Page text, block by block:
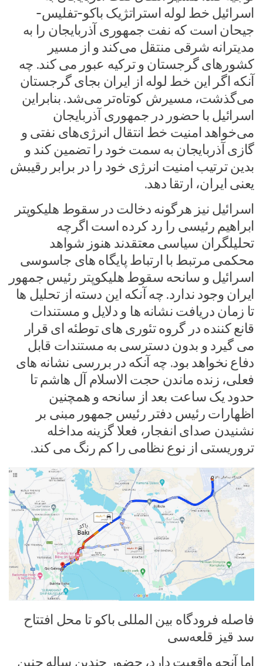
اسرائیل خط لوله استراتژیک باکو-تفلیس-
جیحان است که نفت جمهوری آذربایجان را به
مدیترانه شرقی منتقل می‌کند و از مسیر
کشورهای گرجستان و ترکیه عبور می کند. چه
آنکه اگر این خط لوله از ایران بجای گرجستان
می‌گذشت، مسیرش کوتاه‌تر می‌شد. بنابراین
اسرائیل با حضور در جمهوری آذربایجان
می‌خواهد امنیت خط انتقال انرژی‌های نفتی و
گازی آذربایجان به سمت خود را تضمین کند و
بدین ترتیب امنیت انرژی خود را در برابر رقیبش
یعنی ایران، ارتقا دهد.
اسرائیل نیز هرگونه دخالت در سقوط هلیکوپتر
ابراهیم رئیسی را رد کرده است اگرچه
تحلیلگران سیاسی معتقدند هنوز شواهد
محکمی مرتبط با ارتباط پایگاه های جاسوسی
اسرائیل و سانحه سقوط هلیکوپتر رئیس جمهور
ایران وجود ندارد. چه آنکه این دسته از تحلیل ها
تا زمان دریافت نشانه ها و دلایل و مستندات
قانع کننده در گروه تئوری های توطئه ای قرار
می گیرد و بدون دسترسی به مستندات قابل
دفاع نخواهد بود. چه آنکه در بررسی نشانه های
فعلی، زنده ماندن حجت الاسلام آل هاشم تا
حدود یک ساعت بعد از سانحه و همچنین
اظهارات رئیس دفتر رئیس جمهور مبنی بر
نشنیدن صدای انفجار، فعلا گزینه مداخله
تروریستی از نوع نظامی را کم رنگ می کند.
فاصله فرودگاه بین المللی باکو تا محل افتتاح
سد قیز قلعه‌سی
اما آنچه واقعیت دارد، حضور چندین ساله چنین